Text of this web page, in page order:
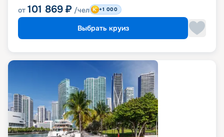
от 101 869 ₽ /чел +1 000
Выбрать круиз